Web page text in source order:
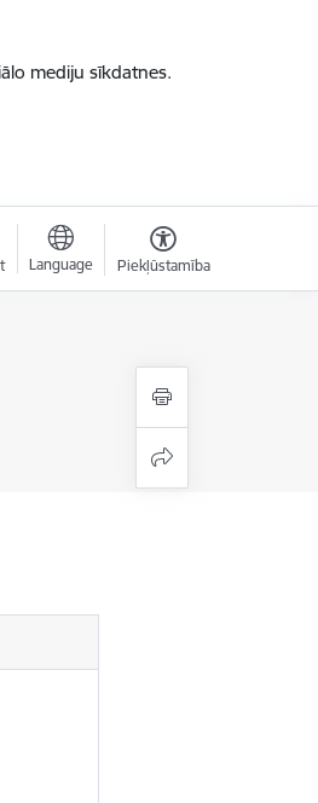
mediju sīkdatnes.
Language Piekļūstamība